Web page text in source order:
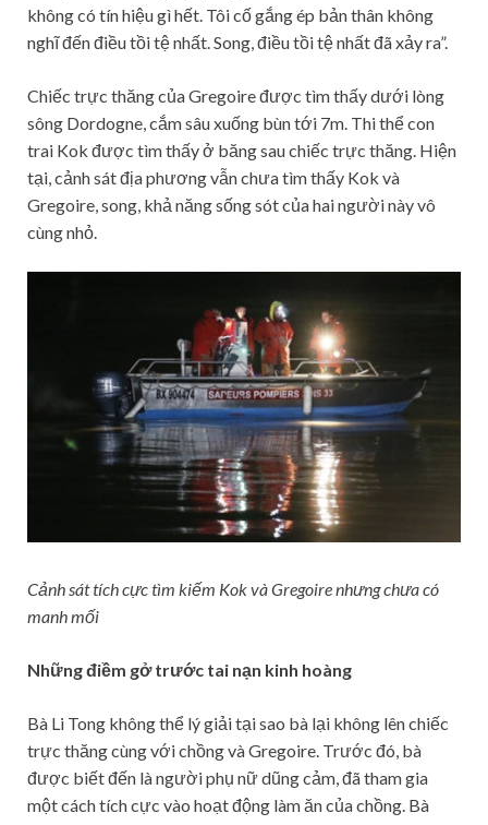
không có tín hiệu gì hết. Tôi cố gắng ép bản thân không
nghĩ đến điều tồi tệ nhất. Song, điều tồi tệ nhất đã xảy ra”.
Chiếc trực thăng của Gregoire được tìm thấy dưới lòng
sông Dordogne, cắm sâu xuống bùn tới 7m. Thi thể con
trai Kok được tìm thấy ở băng sau chiếc trực thăng. Hiện
tại, cảnh sát địa phương vẫn chưa tìm thấy Kok và
Gregoire, song, khả năng sống sót của hai người này vô
cùng nhỏ.
Cảnh sát tích cực tìm kiếm Kok và Gregoire nhưng chưa có
manh mối
Những điềm gở trước tai nạn kinh hoàng
Bà Li Tong không thể lý giải tại sao bà lại không lên chiếc
trực thăng cùng với chồng và Gregoire. Trước đó, bà
được biết đến là người phụ nữ dũng cảm, đã tham gia
một cách tích cực vào hoạt động làm ăn của chồng. Bà